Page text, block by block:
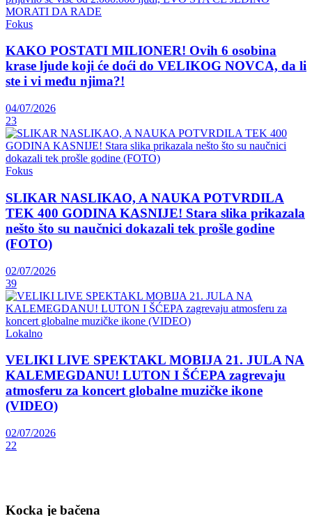
Fokus
KAKO POSTATI MILIONER! Ovih 6 osobina
krase ljude koji će doći do VELIKOG NOVCA, da li
ste i vi među njima?!
04/07/2026
23
Fokus
SLIKAR NASLIKAO, A NAUKA POTVRDILA
TEK 400 GODINA KASNIJE! Stara slika prikazala
nešto što su naučnici dokazali tek prošle godine
(FOTO)
02/07/2026
39
Lokalno
VELIKI LIVE SPEKTAKL MOBIJA 21. JULA NA
KALEMEGDANU! LUTON I ŠĆEPA zagrevaju
atmosferu za koncert globalne muzičke ikone
(VIDEO)
02/07/2026
22
Kocka je bačena